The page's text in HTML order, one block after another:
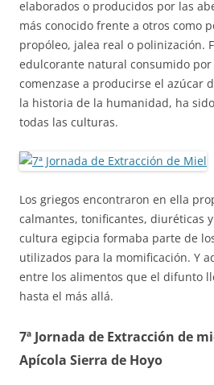
elaborados o producidos por las
más conocido frente a otros como
propóleo, jalea real o polinización.
edulcorante natural consumido
comenzase a producirse el azúcar
la historia de la humanidad, ha
todas las culturas.
Los griegos encontraron en ella
calmantes, tonificantes, diuréticas
cultura egipcia formaba parte de
utilizados para la momificación. Y
entre los alimentos que el difunto
hasta el más allá.
7ª Jornada de Extracción de
Apícola Sierra de Hoyo